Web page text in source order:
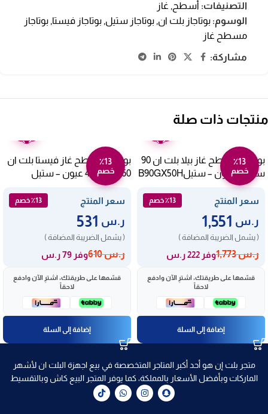
التصنيفات: أسطح , غاز
الوسوم: بوتاجاز بلت ان, بوتاجاز ستيل, بوتاجاز فيستا, بوتاجاز
مسطح غاز
مشاركة:
منتجات ذات صلة
٪13
خصم
بوتاجاز مسطح غاز بيلا بلت ان 90
سم – 5 عيون – ستيلB90GX50H
سعر المنتج ٪13 خصم
ر.س
( يشمل الضريبة المضافة )
ر.س1,773 وفر 222 ر.س
قسّمها على طريقتك، اشترِ الآن وادفع
لاحقاً
إضافة إلى السلة
٪13
خصم
بوتاجاز مسطح غاز فيستا بلت ان
60*60 سم 4 عيون – ستيل
HB602VMTS
سعر المنتج
٪13 خصم
ر.س
( يشمل الضريبة المضافة )
ر.س610 وفر 79 ر.س
قسّمها على طريقتك، اشترِ الآن وادفع
لاحقاً
إضافة إلى السلة
متجر بلت إن هو أحد أكبر المتاجر المتخصصة في بيع اجهزة البلت ان لأشهر
الماركات وبأفضل الأسعار بالمملكة، كما يوفر المتجر البيع كاش وبالتقسيط